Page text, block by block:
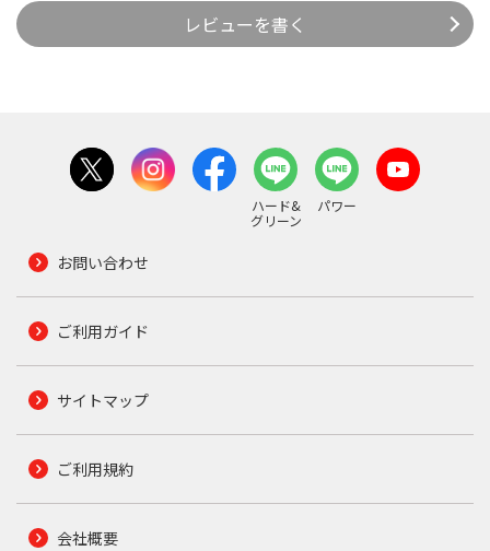
レビューを書く
ハード&
グリーン
パワー
お問い合わせ
ご利用ガイド
サイトマップ
ご利用規約
会社概要